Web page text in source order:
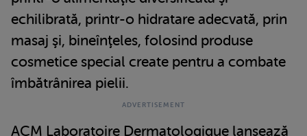
echilibrată, printr-o hidratare adecvată, prin
masaj şi, bineînţeles, folosind produse
cosmetice special create pentru a combate
îmbătrânirea pielii.
ACM Laboratoire Dermatologique lansează